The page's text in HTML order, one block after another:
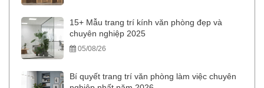
15+ Mẫu trang trí kính văn phòng đẹp và
chuyên nghiệp 2025
05/08/26
Bí quyết trang trí văn phòng làm việc chuyên